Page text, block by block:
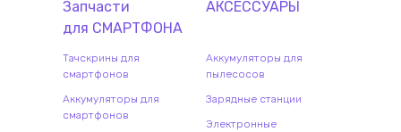
Запчасти
для СМАРТФОНА
Тачскрины для
смартфонов
Аккумуляторы для
смартфонов
АКСЕССУАРЫ
Аккумуляторы для
пылесосов
Зарядные станции
Электронные